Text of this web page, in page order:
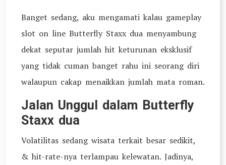
Banget sedang, aku mengamati kalau gameplay
slot on line Butterfly Staxx dua menyambung
dekat seputar jumlah hit keturunan eksklusif
yang tidak cuman banget rahu ini seorang diri
walaupun cakap menaikkan jumlah mata roman.
Jalan Unggul dalam Butterfly
Staxx dua
Volatilitas sedang wisata terkait besar sedikit,
& hit-rate-nya terlampau kelewatan. Jadinya,